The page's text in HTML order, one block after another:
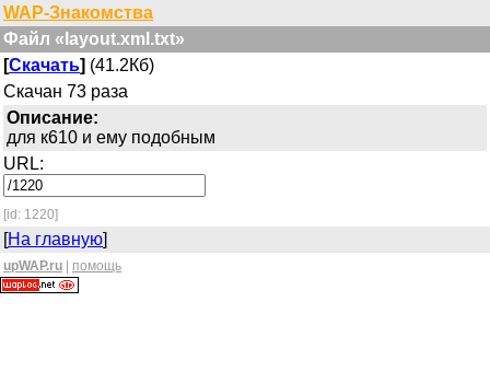
WAP-Знакомства
Файл «layout.xml.txt»
[Скачать] (41.2Кб)
Скачан 73 раза
Описание:
для к610 и ему подобным
URL:
[id: 1220]
[На главную]
upWAP.ru помощь